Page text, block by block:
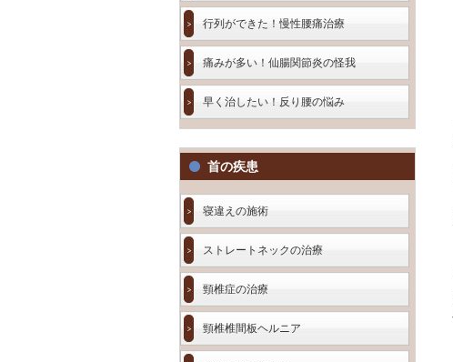
行列ができた！慢性腰痛治療
痛みが多い！仙腸関節炎の怪我
早く治したい！反り腰の悩み
首の疾患
寝違えの施術
ストレートネックの治療
頸椎症の治療
頸椎椎間板ヘルニア